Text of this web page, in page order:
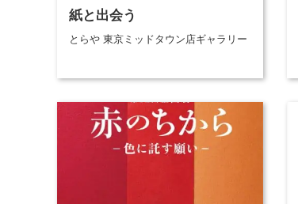
紙と出会う
とらや 東京ミッドタウン店ギャラリー